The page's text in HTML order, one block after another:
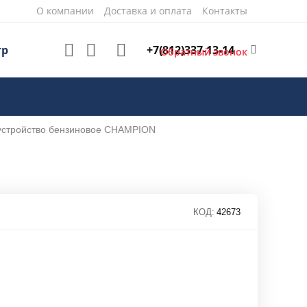
О компании Доставка и оплата Контакты
+7(812)337-13-14
Обратный звонок
бензиновое CHAMPION
КОД: 42673